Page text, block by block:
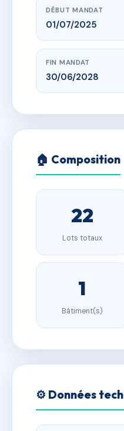
DÉBUT MANDAT
01/07/2025
FIN MANDAT
30/06/2028
🏠 Composition
22
Lots totaux
1
Bâtiment(s)
⚙️ Données